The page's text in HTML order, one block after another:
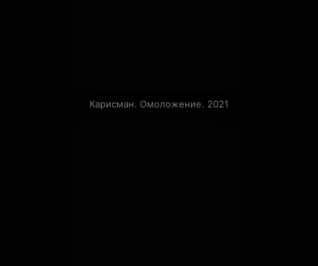
Карисман. Омоложение. 2021